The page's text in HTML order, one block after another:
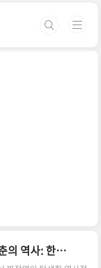
인천 차이나타운의 짜장면과 공화춘의 역사: 한국인의 소울 푸드가 되기까지